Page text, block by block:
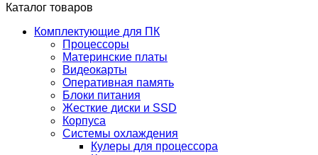
Каталог товаров
Комплектующие для ПК
Процессоры
Материнские платы
Видеокарты
Оперативная память
Блоки питания
Жесткие диски и SSD
Корпуса
Системы охлаждения
Кулеры для процессора